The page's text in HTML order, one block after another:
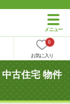
0
お気に入り
古住宅 物件